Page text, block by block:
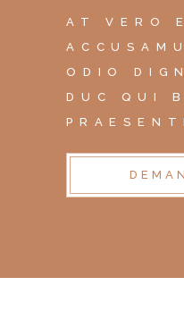
AT VERO
ODIO
DUC QUI